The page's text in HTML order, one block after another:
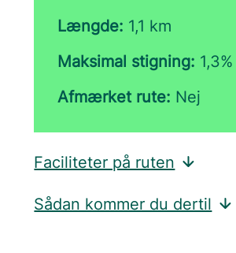
Længde: 1,1 km
Maksimal stigning: 1,3%
Afmærket rute: Nej
Faciliteter på ruten
Sådan kommer du dertil